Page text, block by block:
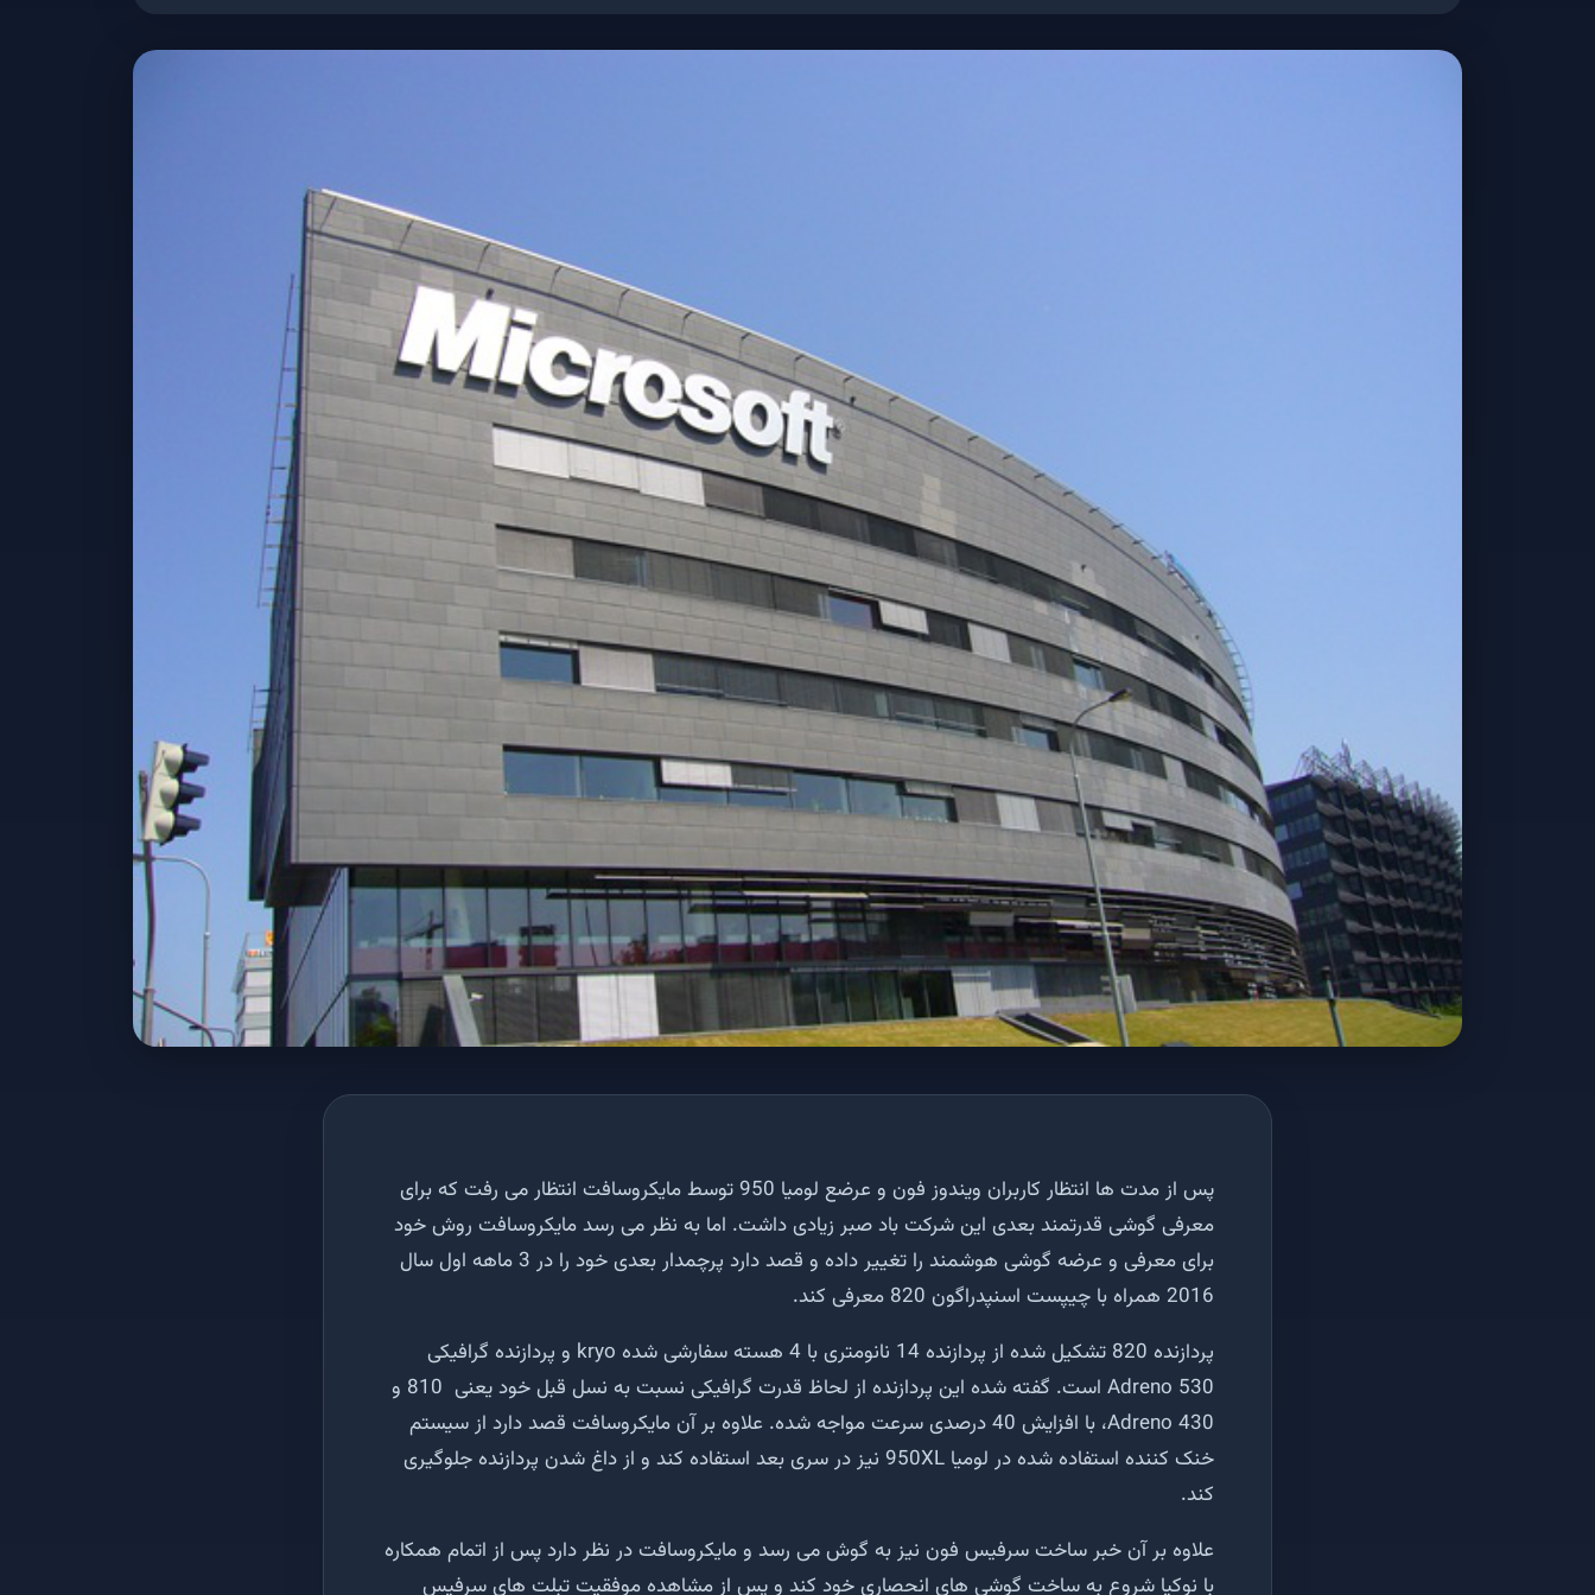
پس از مدت ها انتظار کاربران ویندوز فون و عرضع لومیا 950 توسط مایکروسافت انتظار می رفت که برای
معرفی گوشی قدرتمند بعدی این شرکت باد صبر زیادی داشت. اما به نظر می رسد مایکروسافت روش خود
برای معرفی و عرضه گوشی هوشمند را تغییر داده و قصد دارد پرچمدار بعدی خود را در 3 ماهه اول سال
2016 همراه با چیپست اسنپدراگون 820 معرفی کند.
پردازنده 820 تشکیل شده از پردازنده 14 نانومتری با 4 هسته سفارشی شده kryo و پردازنده گرافیکی
Adreno 530 است. گفته شده این پردازنده از لحاظ قدرت گرافیکی نسبت به نسل قبل خود یعنی 810 و
Adreno 430، با افزایش 40 درصدی سرعت مواجه شده. علاوه بر آن مایکروسافت قصد دارد از سیستم
خنک کننده استفاده شده در لومیا 950XL نیز در سری بعد استفاده کند و از داغ شدن پردازنده جلوگیری
کند.
علاوه بر آن خبر ساخت سرفیس فون نیز به گوش می رسد و مایکروسافت در نظر دارد پس از اتمام همکاره
با نوکیا شروع به ساخت گوشی های انحصاری خود کند و پس از مشاهده موفقیت تبلت های سرفیس